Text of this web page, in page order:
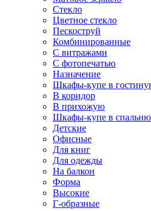
Стекло
Цветное стекло
Пескоструй
Комбинированные
С витражами
С фотопечатью
Назначение
Шкафы-купе в
В коридор
В прихожую
Шкафы-купе в спальню
Детские
Офисные
Для книг
Для одежды
На балкон
Форма
Высокие
Г-образные